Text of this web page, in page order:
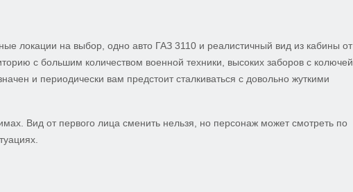
локации на выбор, одно авто ГАЗ 3110 и реалистичный вид из кабины от
с большим количеством военной техники, высоких заборов с колючей
и периодически вам предстоит сталкиваться с довольно жуткими
Вид от первого лица сменить нельзя, но персонаж может смотреть по